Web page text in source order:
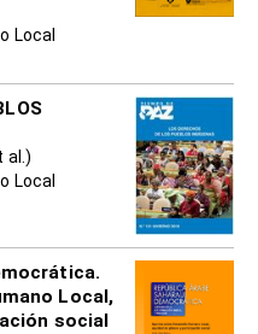
Local
al.)
Local
Local,
social